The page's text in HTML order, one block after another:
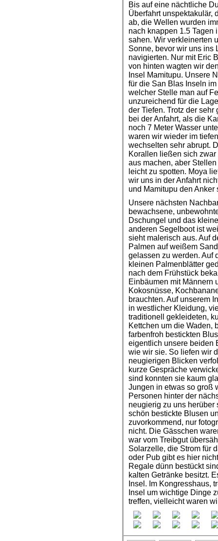
Bis auf eine nächtliche
Überfahrt unspektakulär,
ab, die Wellen wurden
nach knappen 1.5 Tagen
sahen. Wir verkleinerten
Sonne, bevor wir uns ins
navigierten. Nur mit Eric
von hinten wagten wir
Insel Mamitupu. Unsere
für die San Blas Inseln
welcher Stelle man auf
unzureichend für die
der Tiefen. Trotz der
bei der Anfahrt, als die
noch 7 Meter Wasser
waren wir wieder im
wechselten sehr abrupt.
Korallen ließen sich
aus machen, aber
leicht zu spotten. Moya
wir uns in der Anfahrt
und Mamitupu den Anker
Unsere nächsten
bewachsene,
Dschungel und das
anderen Segelboot ist
sieht malerisch aus. Auf
Palmen auf weißem
gelassen zu werden. Auf
kleinen Palmenblätter
nach dem Frühstück
Einbäumen mit Männern
Kokosnüsse,
brauchten. Auf unserem
in westlicher Kleidung,
traditionell gekleideten,
Kettchen um die Waden,
farbenfroh bestickten
eigentlich unsere beiden
wie wir sie. So liefen wir
neugierigen Blicken
kurze Gespräche
sind konnten sie kaum
Jungen in etwas so groß
Personen hinter der
neugierig zu uns herüber
schön bestickte Blusen
zuvorkommend, nur
nicht. Die Gässchen
war vom Treibgut
Solarzelle, die Strom für
oder Pub gibt es hier
Regale dünn bestückt
kalten Getränke besitzt.
Insel. Im Kongresshaus,
Insel um wichtige Dinge
treffen, vielleicht waren